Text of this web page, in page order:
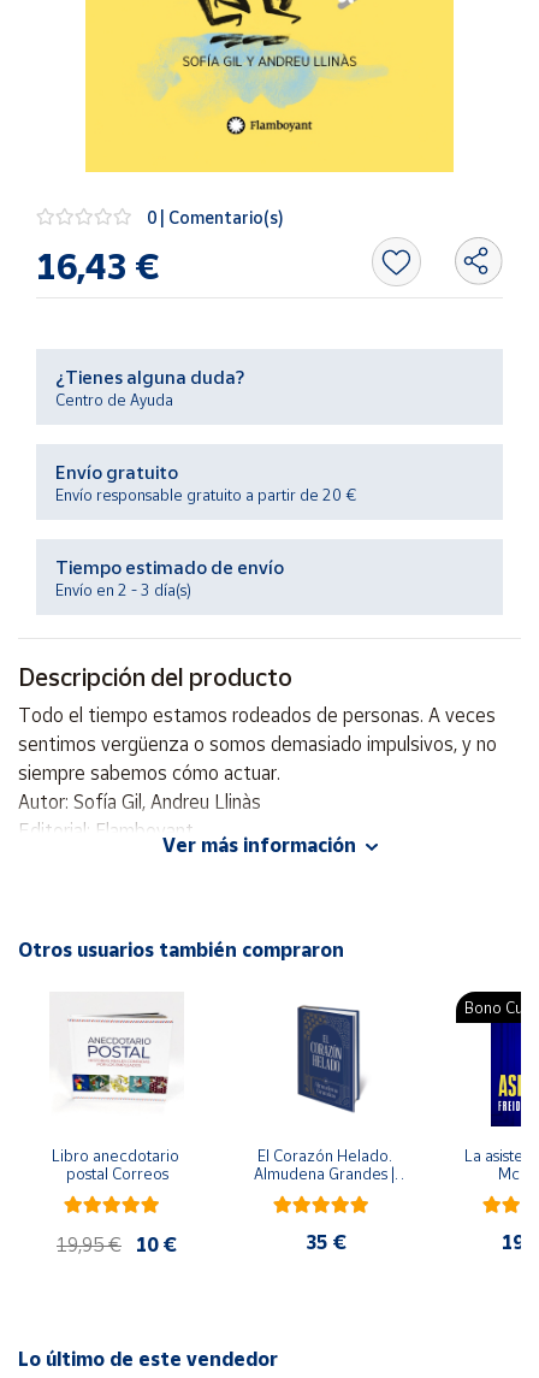
novedades
de Correos
Market
Ayuda
Centro
de ayuda
Contacto
Mapa de
vendedores
Hazte
Área
vendedor
Área
Ubicación
Baleares
Canarias,
Melilla
0 | Comentario(s)
16,43 €
¿Tienes alguna duda?
Centro de Ayuda
Envío gratuito
Envío responsable gratuito a partir de 20 €
Tiempo estimado de envío
Envío en 2 - 3 día(s)
Descripción del producto
Todo el tiempo estamos rodeados de personas. A veces
sentimos vergüenza o somos demasiado impulsivos, y no
siempre sabemos cómo actuar.
Autor: Sofía Gil, Andreu Llinàs
Editorial: Flamboyant
ISBN: 9788418304644
Ver más información
Otros usuarios también compraron
Libro anecdotario
postal Correos
19,95 € 10 €
El Corazón Helado.
Almudena Grandes |
Edición especial de
lujo | Libro con sello y
35 €
Bono
La
Lo último de este vendedor